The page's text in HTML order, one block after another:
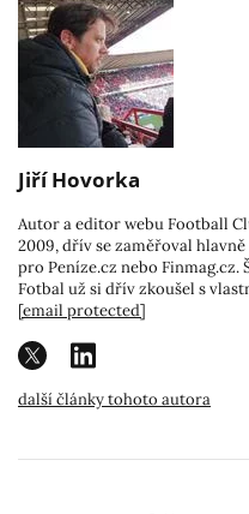
Jiří Hovorka
Autor a editor webu Football
2009, dřív se zaměřoval
pro Peníze.cz nebo Finmag.cz.
Fotbal už si dřív zkoušel s
[email protected]
další články tohoto autora